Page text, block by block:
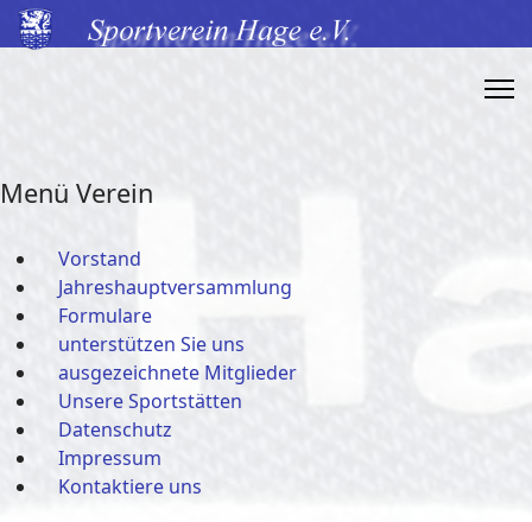
Menü Verein
Vorstand
Jahreshauptversammlung
Formulare
unterstützen Sie uns
ausgezeichnete Mitglieder
Unsere Sportstätten
Datenschutz
Impressum
Kontaktiere uns